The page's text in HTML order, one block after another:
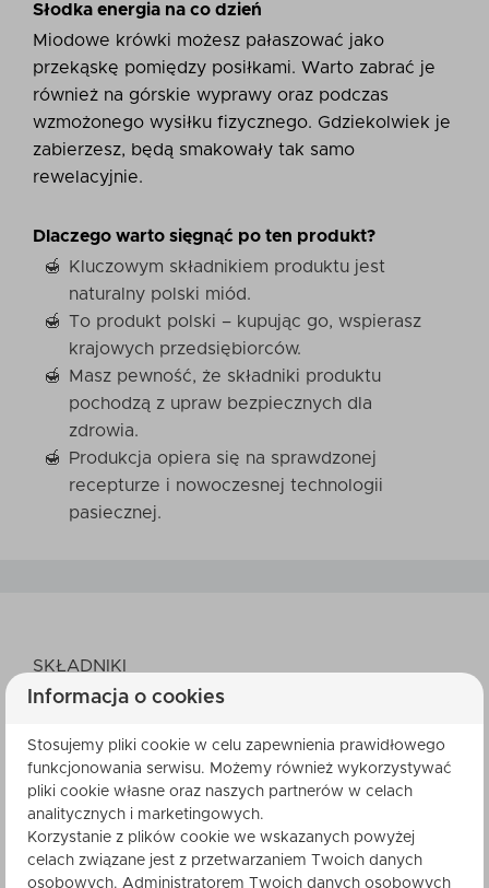
Słodka energia na co dzień
Miodowe krówki możesz pałaszować jako
przekąskę pomiędzy posiłkami. Warto zabrać je
również na górskie wyprawy oraz podczas
wzmożonego wysiłku fizycznego. Gdziekolwiek je
zabierzesz, będą smakowały tak samo
rewelacyjnie.
Dlaczego warto sięgnąć po ten produkt?
Kluczowym składnikiem produktu jest
naturalny polski miód.
To produkt polski – kupując go, wspierasz
krajowych przedsiębiorców.
Masz pewność, że składniki produktu
pochodzą z upraw bezpiecznych dla
zdrowia.
Produkcja opiera się na sprawdzonej
recepturze i nowoczesnej technologii
pasiecznej.
SKŁADNIKI
cukier, syrop glukozowy, MLEKO pełne w proszku,
MLEKO odtłuszczone w proszku, MLEKO, miód
wielokwiatowy (10%), masło (z MLEKA) (8%),
ekstrakt kawowy (0,5%), sól. Może zawierać:
ORZECHY, SEZAM, SOJĘ.
WARTOŚĆ ODŻYWCZA
Informacja o cookies
Stosujemy pliki cookie w celu zapewnienia prawidłowego
funkcjonowania serwisu. Możemy również wykorzystywać
pliki cookie własne oraz naszych partnerów w celach
analitycznych i marketingowych.
Korzystanie z plików cookie we wskazanych powyżej
celach związane jest z przetwarzaniem Twoich danych
osobowych. Administratorem Twoich danych osobowych